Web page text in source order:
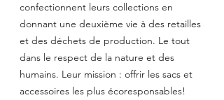
confectionnent leurs collections en
donnant une deuxième vie à des retailles
et des déchets de production. Le tout
dans le respect de la nature et des
humains. Leur mission : offrir les sacs et
accessoires les plus écoresponsables!